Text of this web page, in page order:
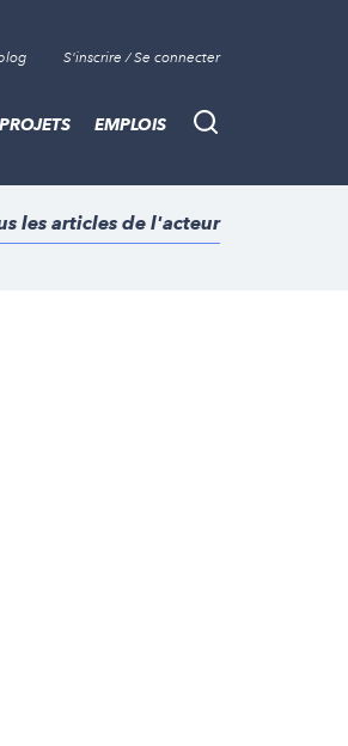
S'inscrire / Se connecter
Recherche
EMPLOIS
les articles de l'acteur